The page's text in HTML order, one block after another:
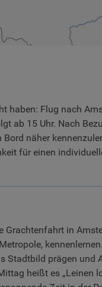
haben: Flug nach
ab 15 Uhr. Nach
näher
für einen
Grachtenfahrt in
Stadtbild prägen und
heißt es „Leinen